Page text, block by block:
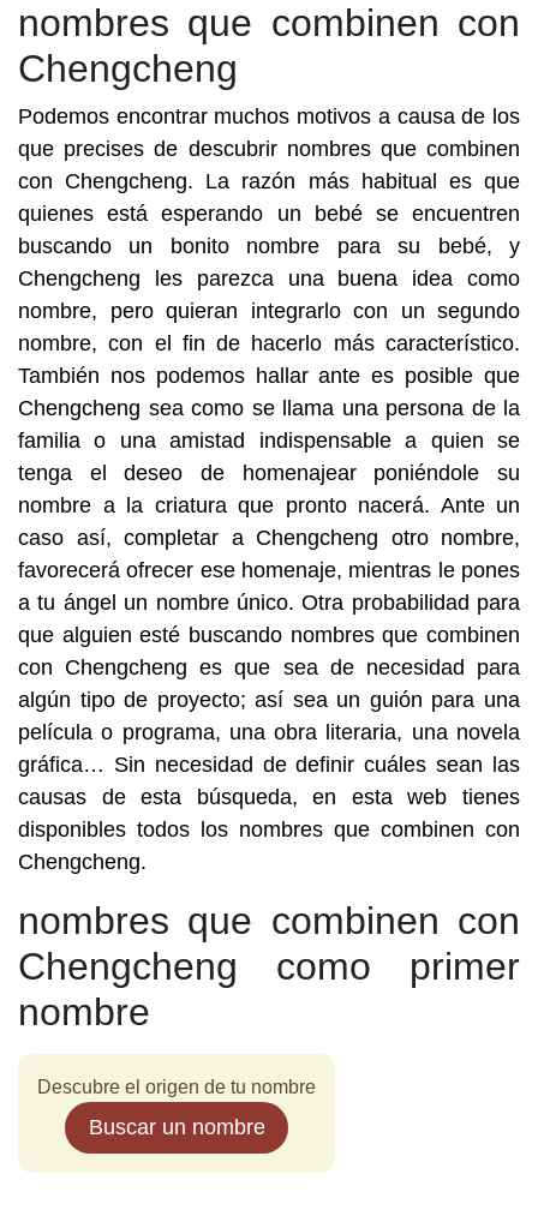
nombres que combinen con
Chengcheng
Podemos encontrar muchos motivos a causa de los
que precises de descubrir nombres que combinen
con Chengcheng. La razón más habitual es que
quienes está esperando un bebé se encuentren
buscando un bonito nombre para su bebé, y
Chengcheng les parezca una buena idea como
nombre, pero quieran integrarlo con un segundo
nombre, con el fin de hacerlo más característico.
También nos podemos hallar ante es posible que
Chengcheng sea como se llama una persona de la
familia o una amistad indispensable a quien se
tenga el deseo de homenajear poniéndole su
nombre a la criatura que pronto nacerá. Ante un
caso así, completar a Chengcheng otro nombre,
favorecerá ofrecer ese homenaje, mientras le pones
a tu ángel un nombre único. Otra probabilidad para
que alguien esté buscando nombres que combinen
con Chengcheng es que sea de necesidad para
algún tipo de proyecto; así sea un guión para una
película o programa, una obra literaria, una novela
gráfica… Sin necesidad de definir cuáles sean las
causas de esta búsqueda, en esta web tienes
disponibles todos los nombres que combinen con
Chengcheng.
nombres que combinen con
Chengcheng como primer
nombre
Descubre el origen de tu nombre
Buscar un nombre